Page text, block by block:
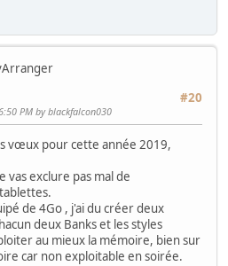
#20
PM by blackfalcon030
vœux pour cette année 2019,
vas exclure pas mal de
de 4Go , j'ai du créer deux
deux Banks et les styles
au mieux la mémoire, bien sur
car non exploitable en soirée.